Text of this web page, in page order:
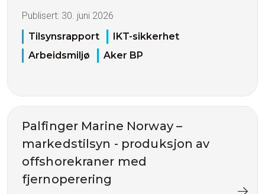
Publisert: 30. juni 2026
Tilsynsrapport
IKT-sikkerhet
Arbeidsmiljø
Aker BP
Palfinger Marine Norway –
markedstilsyn - produksjon av
offshorekraner med
fjernoperering